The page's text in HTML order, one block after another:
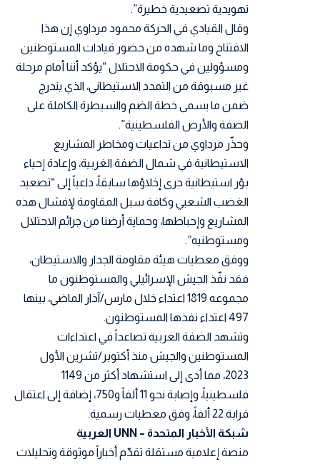
تهويدية تصعيدية خطيرة”.
وقال القيادي في الحركة محمود مرداوي إن هذا
الافتتاح وما شهده من حضور قيادات المستوطنين
ومسؤولين في حكومة الاحتلال “يؤكد أننا أمام مرحلة
غير مسبوقة من التمدد الاستيطاني، الذي يندرج
ضمن ما يسمى خطة الضم والسيطرة الكاملة على
الضفة والأرض الفلسطينية”.
وحذّر مرداوي من تداعيات ومخاطر المشاريع
الاستيطانية في شمال الضفة الغربية، وإعادة إحياء
بؤر استيطانية جرى إخلاؤها سابقاً، داعياً إلى “تصعيد
الغضب الشعبي وكافة سبل المقاومة لإفشال هذه
المشاريع وإحباطها، وحماية أرضنا من جرائم الاحتلال
ومستوطنيه”.
ووفق معطيات هيئة مقاومة الجدار والاستيطان،
فقد نفّذ الجيش الإسرائيلي والمستوطنون ما
مجموعه 1819 اعتداء خلال مارس/آذار الماضي، بينها
497 اعتداء نفذها المستوطنون.
وتشهد الضفة الغربية تصاعداً في اعتداءات
المستوطنين والجيش منذ أكتوبر/تشرين الأول
2023، مما أدى إلى استشهاد أكثر من 1149
فلسطينياً، وإصابة نحو 11 ألفاً و750، إضافة إلى اعتقال
قرابة 22 ألفاً، وفق معطيات رسمية.
شبكة الأخبار المتحدة – UNN العربية
منصة إعلامية مستقلة تقدّم أخباراً موثوقة وتحليلات